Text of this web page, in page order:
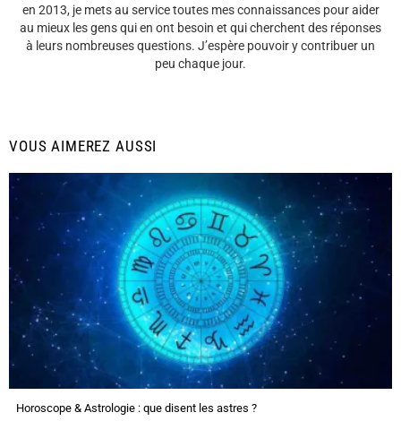
en 2013, je mets au service toutes mes connaissances pour aider
au mieux les gens qui en ont besoin et qui cherchent des réponses
à leurs nombreuses questions. J’espère pouvoir y contribuer un
peu chaque jour.
VOUS AIMEREZ AUSSI
Horoscope & Astrologie : que disent les astres ?